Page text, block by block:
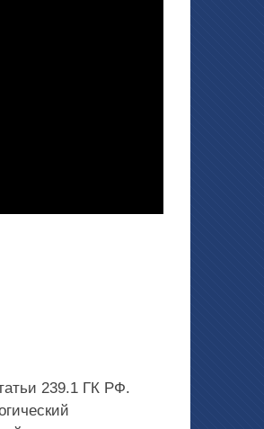
239.1 ГК РФ.